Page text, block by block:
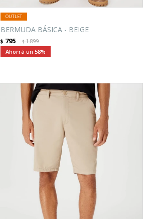
BERMUDA BÁSICA - BEIGE
$ 795 $1.899
58